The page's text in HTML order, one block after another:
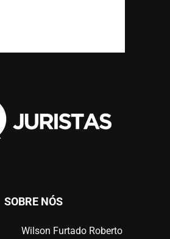
SOBRE NÓS
Wilson Furtado Roberto